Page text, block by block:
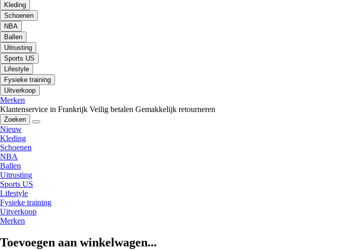
Kleding
Schoenen
NBA
Ballen
Uitrusting
Sports US
Lifestyle
Fysieke training
Uitverkoop
Merken
Klantenservice in Frankrijk Veilig betalen Gemakkelijk retourneren
Zoeken
Nieuw
Kleding
Schoenen
NBA
Ballen
Uitrusting
Sports US
Lifestyle
Fysieke training
Uitverkoop
Merken
Toevoegen aan winkelwagen...